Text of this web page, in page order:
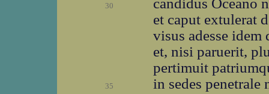
30
et caput extulerat
visus adesse idem
et, nisi paruerit,
pertimuit
35
in sedes